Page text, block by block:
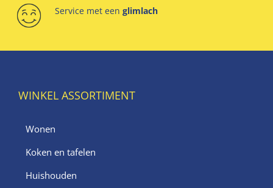
Service met een glimlach
WINKEL ASSORTIMENT
Wonen
Koken en tafelen
Huishouden